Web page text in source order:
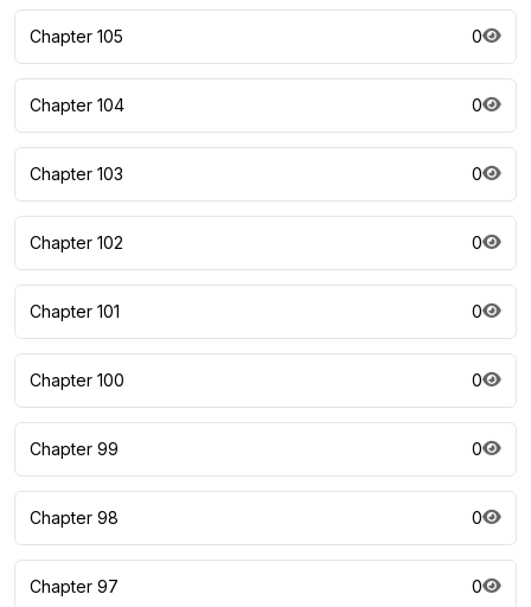
Chapter 105 0
Chapter 104 0
Chapter 103 0
Chapter 102 0
Chapter 101 0
Chapter 100 0
Chapter 99 0
Chapter 98 0
Chapter 97 0